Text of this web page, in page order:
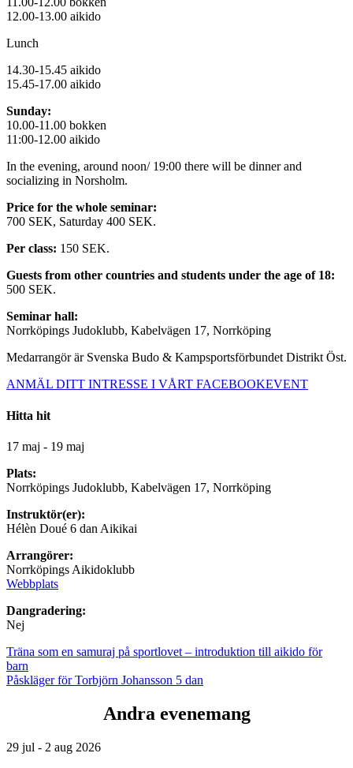
12.00-13.00 aikido
Lunch
14.30-15.45 aikido
15.45-17.00 aikido
Sunday:
10.00-11.00 bokken
11:00-12.00 aikido
In the evening, around noon/ 19:00 there will be dinner and
socializing in Norsholm.
Price for the whole seminar:
700 SEK, Saturday 400 SEK.
Per class: 150 SEK.
Guests from other countries and students under the age of 18:
500 SEK.
Seminar hall:
Norrköpings Judoklubb, Kabelvägen 17, Norrköping
Medarrangör är Svenska Budo & Kampsportsförbundet Distrikt Öst.
ANMÄL DITT INTRESSE I VÅRT FACEBOOKEVENT
Hitta hit
17 maj - 19 maj
Plats:
Norrköpings Judoklubb, Kabelvägen 17, Norrköping
Instruktör(er):
Hélèn Doué 6 dan Aikikai
Arrangörer:
Norrköpings Aikidoklubb
Webbplats
Dangradering:
Nej
Träna som en samuraj på sportlovet – introduktion till aikido för
barn
Påskläger för Torbjörn Johansson 5 dan
Andra evenemang
29 jul - 2 aug 2026